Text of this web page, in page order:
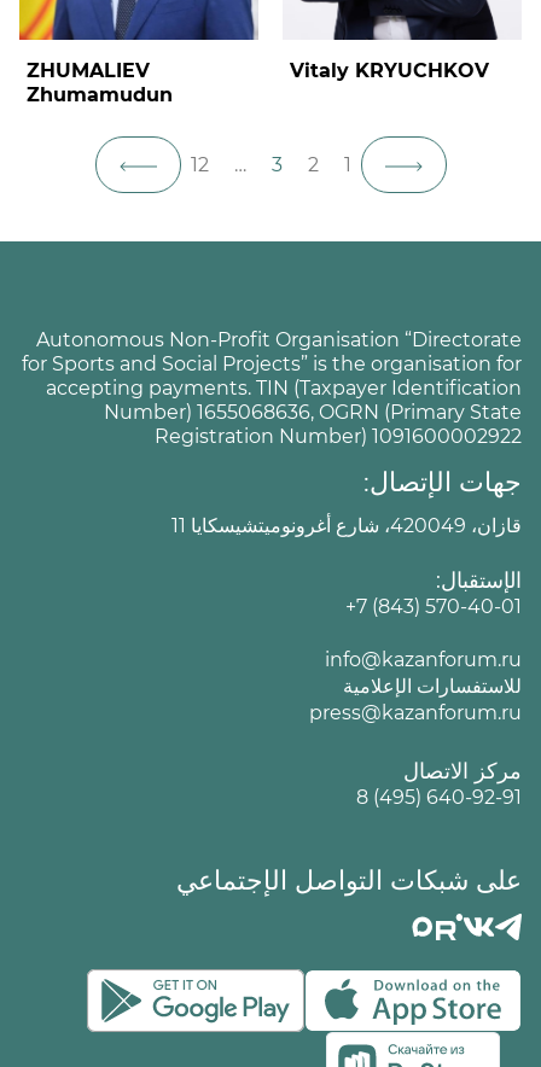
ZHUMALIEV
Zhumamudun
Vitaly KRYUCHKOV
1
2
3
…
12
Autonomous Non-Profit Organisation “Directorate
for Sports and Social Projects” is the organisation for
accepting payments. TIN (Taxpayer Identification
Number) 1655068636, OGRN (Primary State
Registration Number) 1091600002922
جهات الإتصال:
قازان، 420049، شارع أغرونوميتشيسكايا 11
الإستقبال:
+7 (843) 570-40-01
info@kazanforum.ru
للاستفسارات الإعلامية
press@kazanforum.ru
مركز الاتصال
8 (495) 640-92-91
على شبكات التواصل الإجتماعي